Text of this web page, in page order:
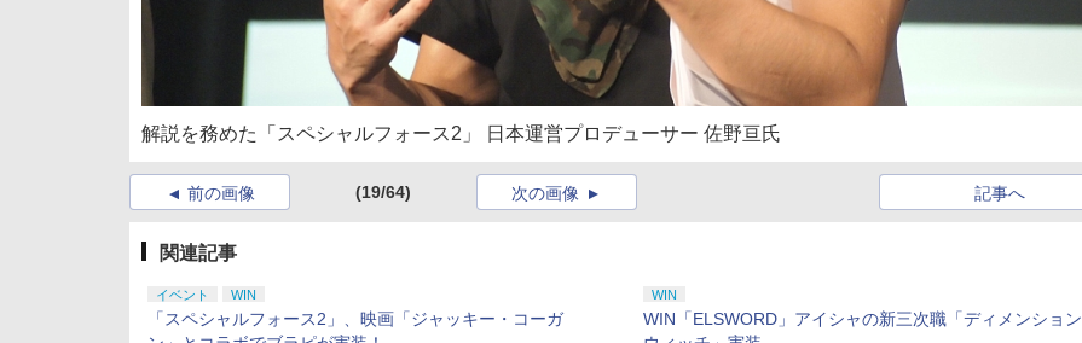
解説を務めた「スペシャルフォース2」 日本運営プロデューサー 佐野亘氏
前の画像 (19/64) 記事へ
次の画像
関連記事
イベント WIN
「スペシャルフォース2」、映画「ジャッキー・コーガ
WIN
WIN「ELSWORD」アイシャの新三次職「ディメンション